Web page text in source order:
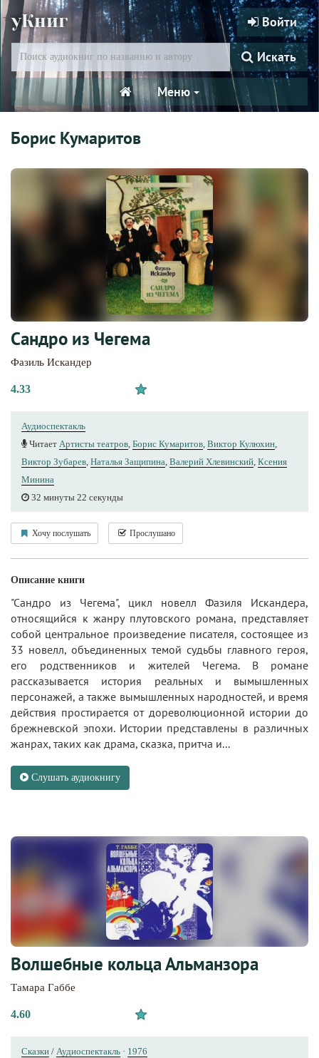
уКниг Войти
Искать
Меню
Борис Кумаритов
Сандро из Чегема
Фазиль Искандер
4.33
Аудиоспектакль
Читает Артисты теaтров, Борис Кумаритов, Виктор Кулюхин,
Виктор Зубарев, Наталья Защипина, Валерий Хлевинский, Ксения
Минина
32 минуты 22 секунды
Хочу послушать Прослушано
Описание книги
"Сандро из Чегема", цикл новелл Фазиля Искандера,
относящийся к жанру плутовского романа, представляет
собой центральное произведение писателя, состоящее из
33 новелл, объединенных темой судьбы главного героя,
его родственников и жителей Чегема. В романе
рассказывается история реальных и вымышленных
персонажей, а также вымышленных народностей, и время
действия простирается от дореволюционной истории до
брежневской эпохи. Истории представлены в различных
жанрах, таких как драма, сказка, притча и...
Слушать аудиокнигу
Волшебные кольца Альманзора
Тамара Габбе
4.60
Сказки / Аудиоспектакль · 1976